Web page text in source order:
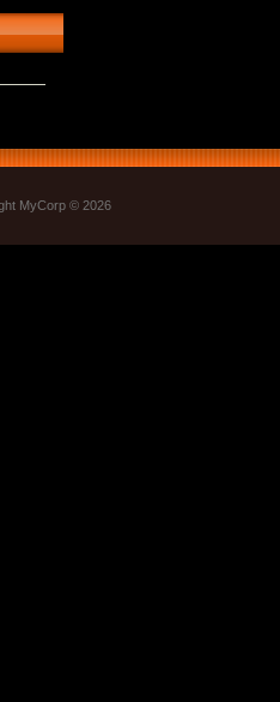
MyCorp © 2026